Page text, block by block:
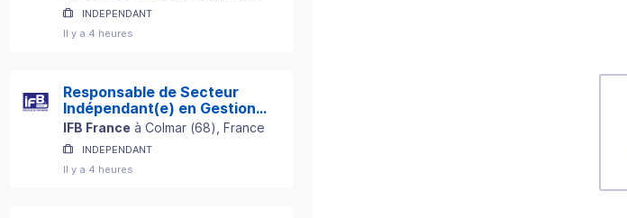
INDEPENDANT
Il y a 4 heures
Responsable de Secteur
Indépendant(e) en Gestion
de Patrimoine
IFB France à Colmar (68) , France
INDEPENDANT
Il y a 4 heures